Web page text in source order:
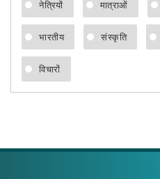
नेत्रियों मात्राओं
भारतीय संस्कृति
विचारों